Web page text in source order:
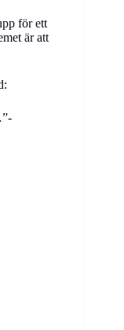
för ett
är att